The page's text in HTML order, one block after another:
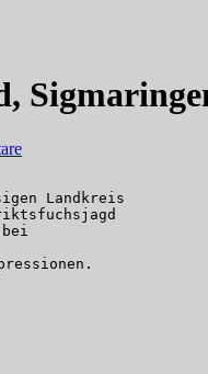
Landkreis
bei